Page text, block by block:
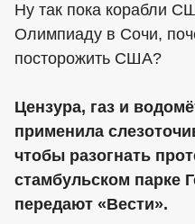
Ну так пока корабли
Олимпиаду в Сочи,
посторожить США?
Цензура, газ и
применила
чтобы разогнать
стамбульском парке
передают «Вести».